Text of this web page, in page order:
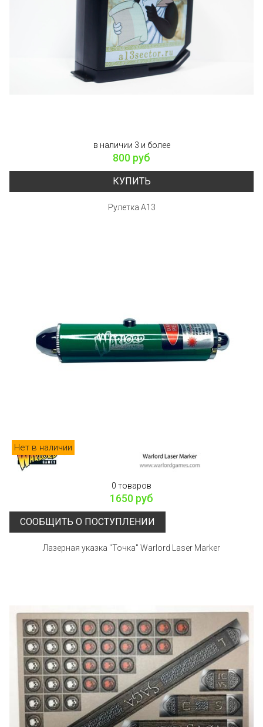
в наличии 3 и более
800 руб
КУПИТЬ
Рулетка А13
Нет в наличии
0 товаров
1650 руб
СООБЩИТЬ О ПОСТУПЛЕНИИ
Лазерная указка "Точка" Warlord Laser Marker